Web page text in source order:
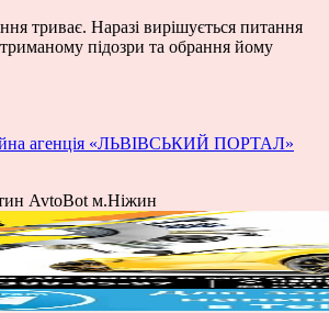
триває. Наразі вирішується питання
підозри та обрання йому
агенція «ЛЬВІВСЬКИЙ ПОРТАЛ»
AvtoBot м.Ніжин